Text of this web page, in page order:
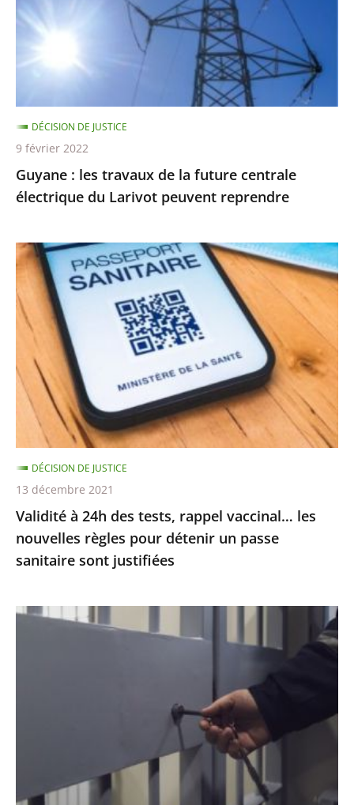
la
future
centrale
électrique
du
Larivot
peuvent
reprendre
Guyane : les travaux de la future centrale
électrique du Larivot peuvent reprendre
DÉCISION DE JUSTICE
9 février 2022
Validité
à
24h
des
tests,
rappel
vaccinal…
les
nouvelles
règles
pour
détenir
un
passe
sanitaire
justifiées
Validité à 24h des tests, rappel vaccinal… les
nouvelles règles pour détenir un passe
sanitaire sont justifiées
DÉCISION DE JUSTICE
13 décembre 2021
Garde
ordonne